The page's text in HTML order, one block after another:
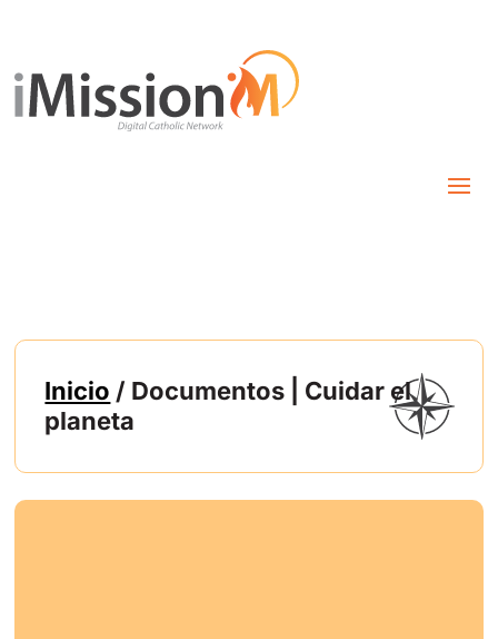
Inicio / Documentos | Cuidar el
planeta